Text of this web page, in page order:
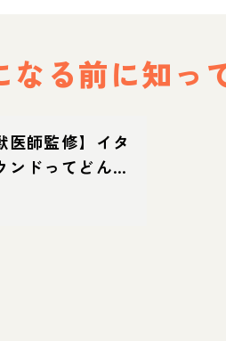
なる前に知っ
医師監修】イタ
ンドってどんな
育て方・迎え方